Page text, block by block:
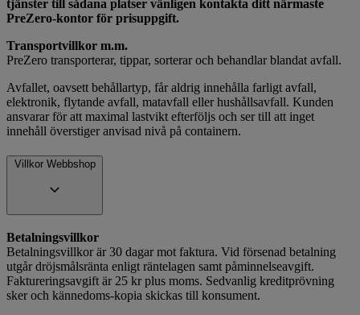
tjänster till sådana platser vänligen kontakta ditt närmaste
PreZero-kontor för prisuppgift.
Transportvillkor m.m.
PreZero transporterar, tippar, sorterar och behandlar blandat avfall.
Avfallet, oavsett behållartyp, får aldrig innehålla farligt avfall,
elektronik, flytande avfall, matavfall eller hushållsavfall. Kunden
ansvarar för att maximal lastvikt efterföljs och ser till att inget
innehåll överstiger anvisad nivå på containern.
Villkor Webbshop
Betalningsvillkor
Betalningsvillkor är 30 dagar mot faktura. Vid försenad betalning
utgår dröjsmålsränta enligt räntelagen samt påminnelseavgift.
Faktureringsavgift är 25 kr plus moms. Sedvanlig kreditprövning
sker och kännedoms-kopia skickas till konsument.